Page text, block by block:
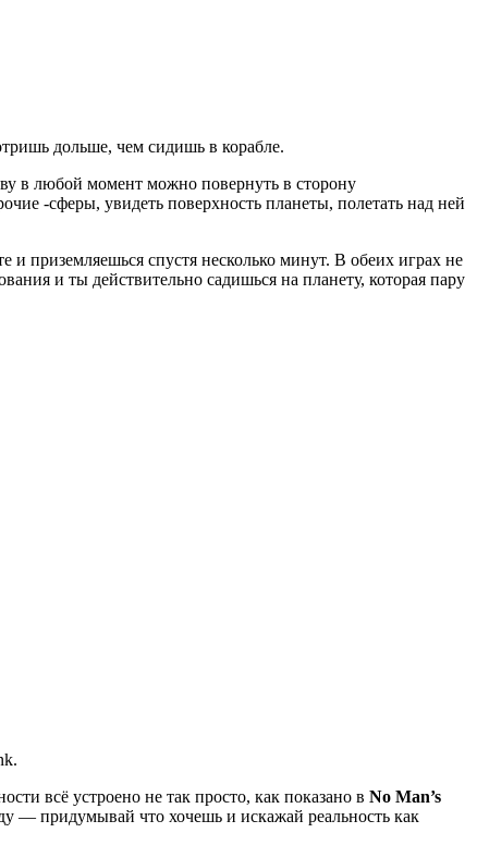
дольше, чем сидишь в корабле.
в любой момент можно повернуть в сторону
-сферы, увидеть поверхность планеты, полетать над ней
и приземляешься спустя несколько минут. В обеих играх не
и ты действительно садишься на планету, которая пару
всё устроено не так просто, как показано в No Man’s
— придумывай что хочешь и искажай реальность как